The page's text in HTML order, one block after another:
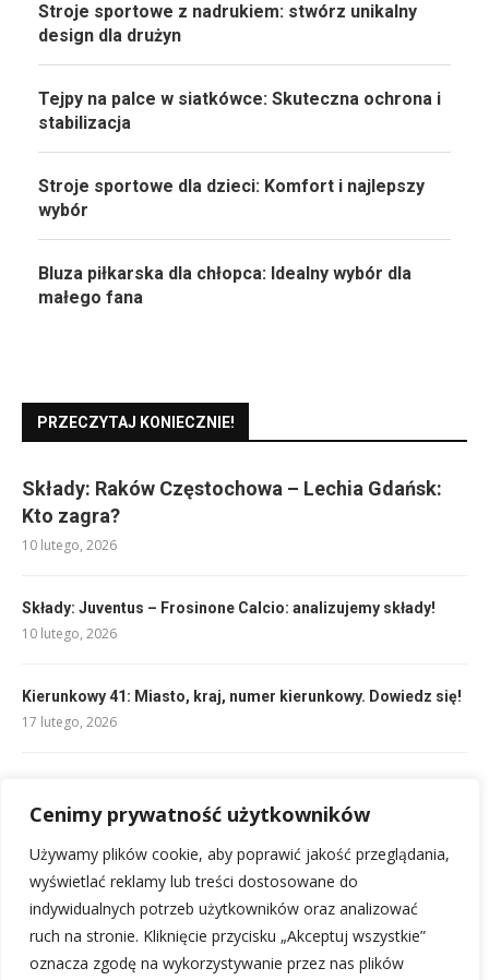
Cenimy prywatność użytkowników
Używamy plików cookie, aby poprawić jakość przeglądania,
wyświetlać reklamy lub treści dostosowane do
indywidualnych potrzeb użytkowników oraz analizować
ruch na stronie. Kliknięcie przycisku „Akceptuj wszystkie”
oznacza zgodę na wykorzystywanie przez nas plików
Stroje sportowe z nadrukiem: stwórz unikalny
design dla drużyn
Tejpy na palce w siatkówce: Skuteczna ochrona i
stabilizacja
Stroje sportowe dla dzieci: Komfort i najlepszy
wybór
Bluza piłkarska dla chłopca: Idealny wybór dla
małego fana
PRZECZYTAJ KONIECZNIE!
Składy: Raków Częstochowa – Lechia Gdańsk:
Kto zagra?
10 lutego, 2026
Składy: Juventus – Frosinone Calcio: analizujemy składy!
10 lutego, 2026
Kierunkowy 41: Miasto, kraj, numer kierunkowy. Dowiedz się!
17 lutego, 2026
20 lutego, 2026
Mezocykl treningowy: Efektywna struktura budowania formy
13 lutego, 2026